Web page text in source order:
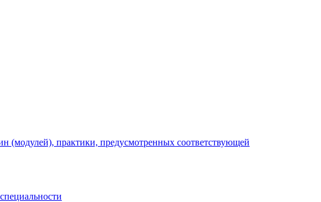
(модулей), практики, предусмотренных соответствующей